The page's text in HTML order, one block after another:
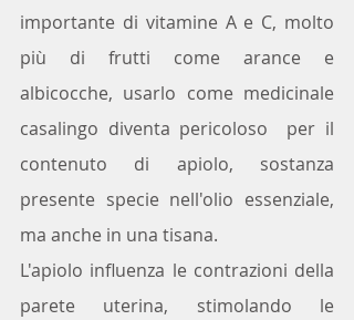
importante di vitamine A e C, molto
più di frutti come arance e
albicocche, usarlo come medicinale
casalingo diventa pericoloso  per il
contenuto di apiolo, sostanza
presente specie nell'olio essenziale,
ma anche in una tisana.
L'apiolo influenza le contrazioni della
parete uterina, stimolando le